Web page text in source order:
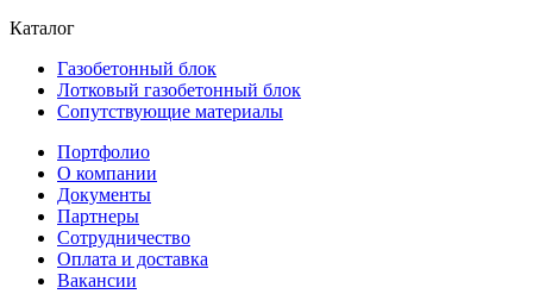
Каталог
Газобетонный блок
Лотковый газобетонный блок
Сопутствующие материалы
Портфолио
О компании
Документы
Партнеры
Сотрудничество
Оплата и доставка
Вакансии